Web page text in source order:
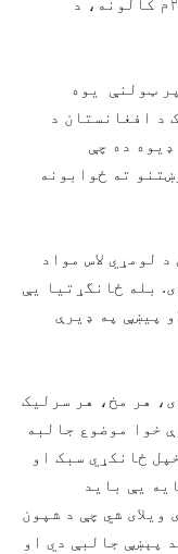
ټولنې یوه
د افغانستان د
ده چې
ته ځوابونه
لومړي لاس مواد
بله ځانگړتیا یې
پيښې په ډیرې
هر مخ، هر سرلیک
خوا موضوع جالبه
ځانكړي سبک او
یې باید
شي چې د شپون
پېښې جالبې دي او